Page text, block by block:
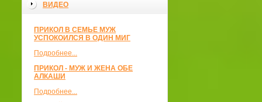
ВИДЕО
ПРИКОЛ В СЕМЬЕ МУЖ
УСПОКОИЛСЯ В ОДИН МИГ
Подробнее...
ПРИКОЛ - МУЖ И ЖЕНА ОБЕ
АЛКАШИ
Подробнее...